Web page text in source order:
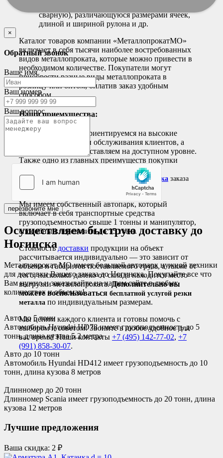
сварную), различающуюся размерами ячеек,
длиной и шириной рулона и др.
Каталог товаров компании «МеталлопрокатМО»
включает в себя тысячи наиболее востребованных
видов металлопроката, которые можно привести в
необходимом количестве. Покупатели могут
приобрести разные виды металлопроката в
розницу или оптом, оплатив заказ удобным
способом.
Наши приемущества:
В своей работе мы ориентируемся на высокие
стандарты качества и обслуживания клиентов, а
стоимость изделий оставляем на доступном уровне.
Также одно из главных преимуществ покупки
у нас — это возможность
самовывоза или удобная и
быстраядоставка заказа
по Ногинске и Московской области.
Мы имеем собственный автопарк, который
включает в себя транспортные средства
грузоподъемностью свыше 1 тонны и манипулятор,
способный перевозить до 15 тонн.
Стоимостьдоставки продукции на объект
рассчитывается индивидуально — это зависит от
объема и габаритов поставляемого груза, а также от
того, насколько далеко от склада находится место
выгрузки металлопроката.Дополнительно вы
можете воспользоваться бесплатной услугой резки
металла по индивидуальным размерам.
Мы ценим каждого клиента и готовы помочь с
выбором и советом! Звоните в любое удобное для
вас время! Наши контакты +7 (495) 142-77-02, +7
(991) 858-30-07.
×
Обратный звонок
Ваше имя
Ваш номер
Ваш вопрос
перезвоните мне
Осуществляем быструю доставку до
Ногинска
Металлопрокат МО имеет большой автопарк нужной техники
для доставки Вашего заказа до Ногинска. Покупайте все что
Вам нужно и заказывайте на нашем сайте в любых
количествах и объемах!
Авто до 5 тонн
Автомобиль Hyundai HD78 имеет грузоподъемность до 5
тонн, длина кузова 5.2 метра
Авто до 10 тонн
Автомобиль Hyundai HD412 имеет грузоподъемность до 10
тонн, длина кузова 8 метров
Длинномер до 20 тонн
Длинномер Scania имеет грузоподъемность до 20 тонн, длина
кузова 12 метров
Лучшие предложения
Ваша скидка: 2 ₽